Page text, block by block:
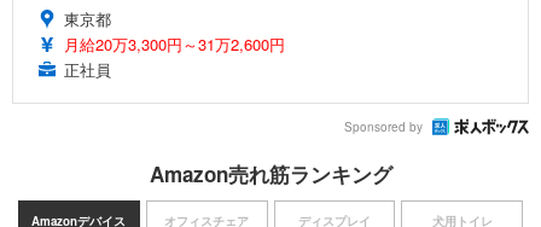
東京都
月給20万3,300円～31万2,600円
正社員
Sponsored by
Amazon売れ筋ランキング
Amazonデバイス オフィスチェア ディスプレイ 犬用トイレ